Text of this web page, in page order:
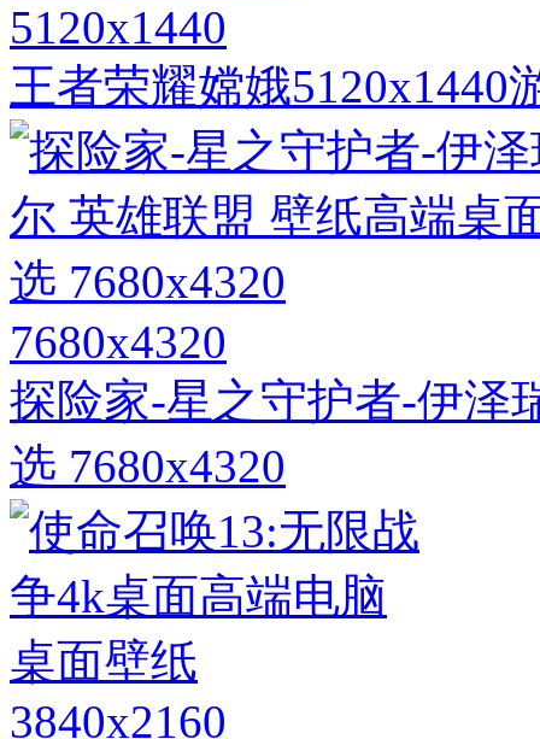
5120x1440
王者荣耀嫦娥5120x1440
7680x4320
探险家-星之守护者-伊泽
选 7680x4320
3840x2160